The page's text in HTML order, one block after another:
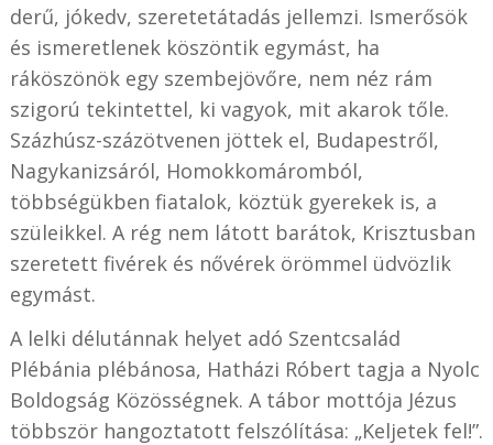
derű, jókedv, szeretetátadás jellemzi. Ismerősök
és ismeretlenek köszöntik egymást, ha
ráköszönök egy szembejövőre, nem néz rám
szigorú tekintettel, ki vagyok, mit akarok tőle.
Százhúsz-százötvenen jöttek el, Budapestről,
Nagykanizsáról, Homokkomáromból,
többségükben fiatalok, köztük gyerekek is, a
szüleikkel. A rég nem látott barátok, Krisztusban
szeretett fivérek és nővérek örömmel üdvözlik
egymást.
A lelki délutánnak helyet adó Szentcsalád
Plébánia plébánosa, Hatházi Róbert tagja a Nyolc
Boldogság Közösségnek. A tábor mottója Jézus
többször hangoztatott felszólítása: „Keljetek fel!”.